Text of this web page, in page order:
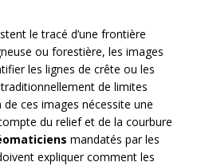
le tracé d’une frontière
ou forestière, les images
les lignes de crête ou les
de limites
ces images nécessite une
du relief et de la courbure
mandatés par les
expliquer comment les